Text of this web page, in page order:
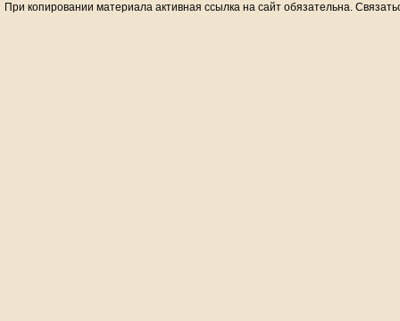
При копировании материала активная ссылка на сайт обязательна.